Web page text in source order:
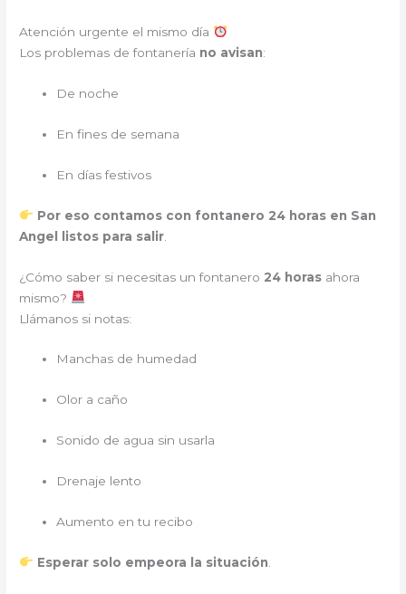
Atención urgente el mismo día
Los problemas de fontanería no avisan:
De noche
En fines de semana
En días festivos
Por eso contamos con fontanero 24 horas en San
Angel listos para salir
¿Cómo saber si necesitas un fontanero 24 horas ahora
mismo?
Llámanos si notas:
Manchas de humedad
Olor a caño
Sonido de agua sin usarla
Drenaje lento
Aumento en tu recibo
Esperar solo empeora la situación